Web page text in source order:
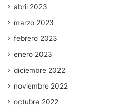
abril 2023
marzo 2023
febrero 2023
enero 2023
diciembre 2022
noviembre 2022
octubre 2022